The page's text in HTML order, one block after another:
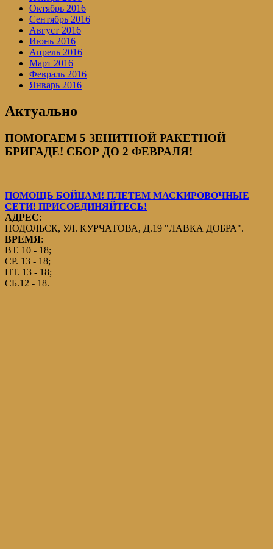
Октябрь 2016
Сентябрь 2016
Август 2016
Июнь 2016
Апрель 2016
Март 2016
Февраль 2016
Январь 2016
Актуально
ПОМОГАЕМ 5 ЗЕНИТНОЙ РАКЕТНОЙ
БРИГАДЕ! СБОР ДО 2 ФЕВРАЛЯ!
ПОМОЩЬ БОЙЦАМ! ПЛЕТЕМ МАСКИРОВОЧНЫЕ
СЕТИ! ПРИСОЕДИНЯЙТЕСЬ!
АДРЕС:
ПОДОЛЬСК, УЛ. КУРЧАТОВА, Д.19 "ЛАВКА ДОБРА".
ВРЕМЯ:
ВТ. 10 - 18;
СР. 13 - 18;
ПТ. 13 - 18;
СБ.12 - 18.